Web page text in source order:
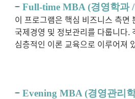
Full-time MBA (경영학과
이 프로그램은 핵심 비즈니스 측면
국제경영 및 정보관리를 다룹니다.
심층적인 이론 교육으로 이루어져
Evening MBA (경영관리